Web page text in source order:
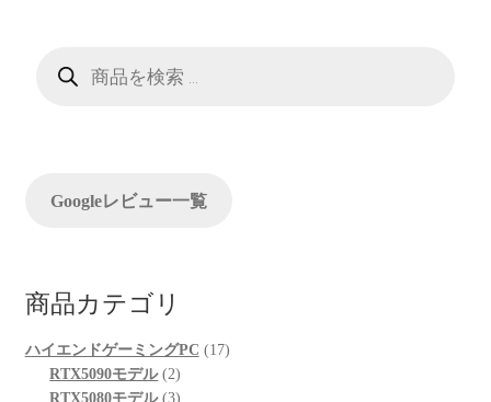
ー
ンGoogleレビュー一覧
商品カテゴリ
ハイエンドゲーミングPC 1717
RTX5090モデル 22
個
RTX5080モデル 33